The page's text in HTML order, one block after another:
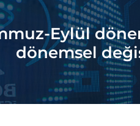
Eylül
dönemsel